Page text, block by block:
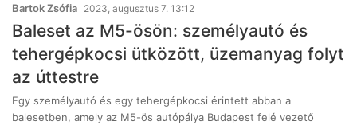
Bartok Zsófia 2023, augusztus 7. 13:12
Baleset az M5-ösön: személyautó és
tehergépkocsi ütközött, üzemanyag folyt
az úttestre
Egy személyautó és egy tehergépkocsi érintett abban a
balesetben, amely az M5-ös autópálya Budapest felé vezető